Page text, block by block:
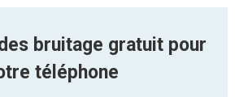
bruitage gratuit pour
téléphone